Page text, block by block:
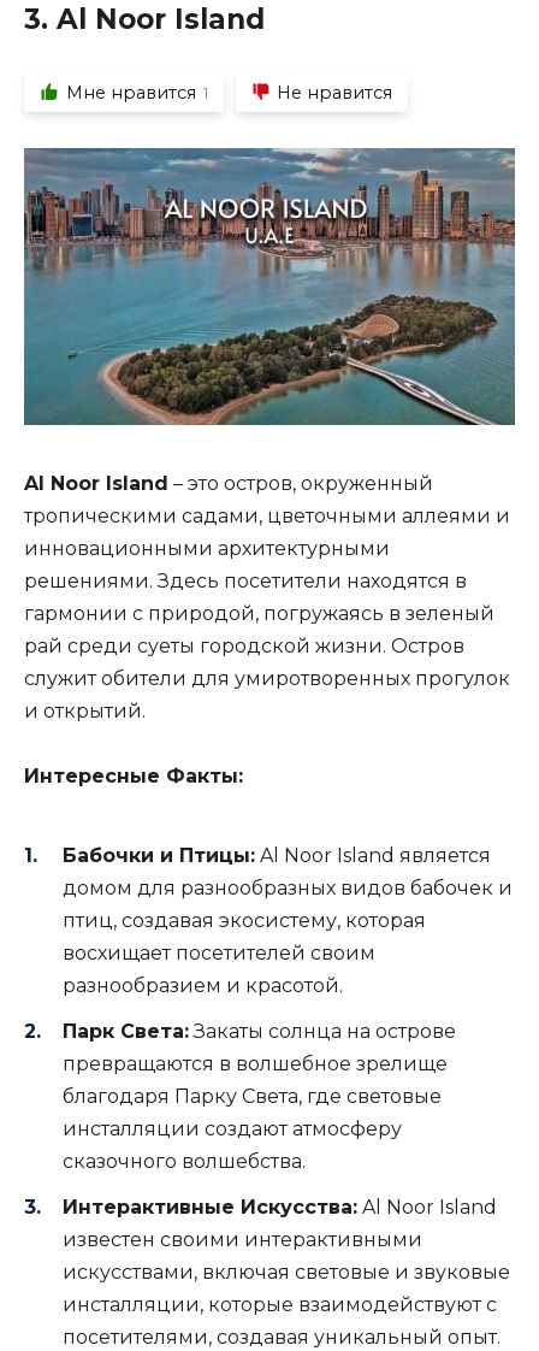
3. Al Noor Island
Мне нравится 1 Не нравится
Al Noor Island – это остров, окруженный
тропическими садами, цветочными аллеями и
инновационными архитектурными
решениями. Здесь посетители находятся в
гармонии с природой, погружаясь в зеленый
рай среди суеты городской жизни. Остров
служит обители для умиротворенных прогулок
и открытий.
Интересные Факты:
Бабочки и Птицы: Al Noor Island является
домом для разнообразных видов бабочек и
птиц, создавая экосистему, которая
восхищает посетителей своим
разнообразием и красотой.
Парк Света:Закаты солнца на острове
превращаются в волшебное зрелище
благодаря Парку Света, где световые
инсталляции создают атмосферу
сказочного волшебства.
Интерактивные Искусства: Al Noor Island
известен своими интерактивными
искусствами, включая световые и звуковые
инсталляции, которые взаимодействуют с
посетителями, создавая уникальный опыт.